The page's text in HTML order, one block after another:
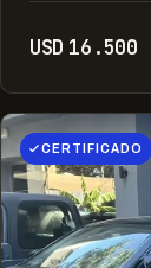
USD 16.500
CERTIFICADO